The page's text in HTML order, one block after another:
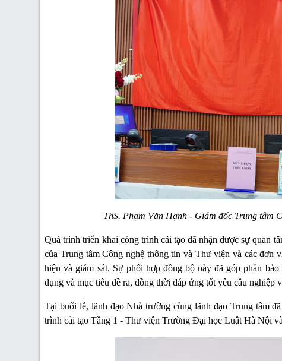
ThS. Phạm Văn Hạnh - Giám đốc Trung tâm
Quá trình triển khai công trình cải tạo đã nhận được sự quan
của Trung tâm Công nghệ thông tin và Thư viện và các đơn
hiện và giám sát. Sự phối hợp đồng bộ này đã góp phần
dụng và mục tiêu đề ra, đồng thời đáp ứng tốt yêu cầu
Tại buổi lễ, lãnh đạo Nhà trường cùng lãnh đạo Trung tâm
trình cải tạo Tầng 1 - Thư viện Trường Đại học Luật Hà Nội